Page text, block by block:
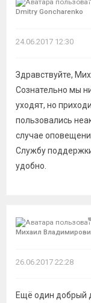
Dmitry Goncharenko
24.06.2017 12:30
Здравствуйте,
Сознательно мы
уходят, но
пользовались
случае
Службу
удобно.
Михаил
26.06.2017 22:28
Ещё один добрый